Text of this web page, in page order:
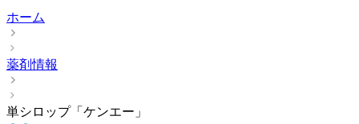
ホーム
薬剤情報
単シロップ「ケンエー」